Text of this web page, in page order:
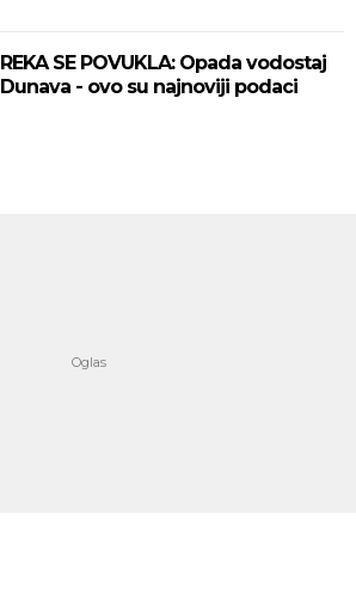
REKA SE POVUKLA: Opada vodostaj
Dunava - ovo su najnoviji podaci